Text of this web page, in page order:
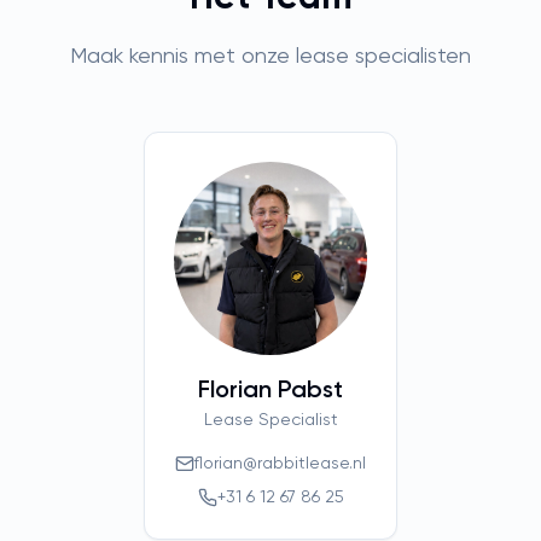
Maak kennis met onze lease specialisten
Florian Pabst
Lease Specialist
florian@rabbitlease.nl
+31 6 12 67 86 25